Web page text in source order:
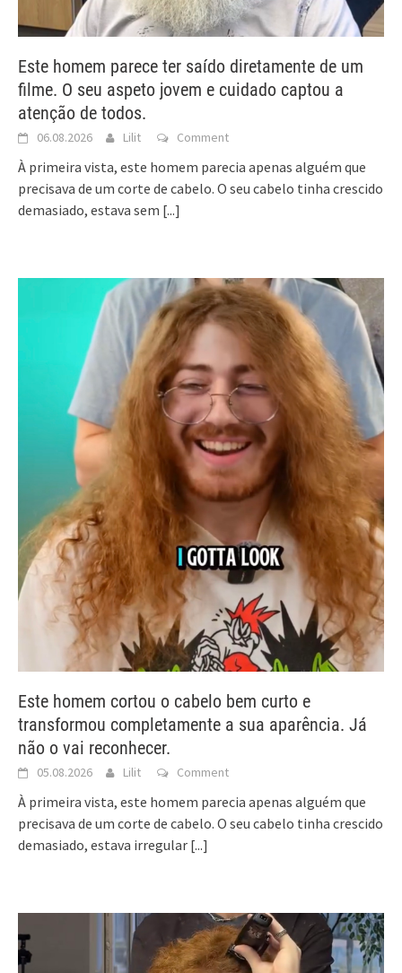
Este homem parece ter saído diretamente de um
filme. O seu aspeto jovem e cuidado captou a
atenção de todos.
06.08.2026 Lilit Comment
À primeira vista, este homem parecia apenas alguém que
precisava de um corte de cabelo. O seu cabelo tinha crescido
demasiado, estava sem [...]
Este homem cortou o cabelo bem curto e
transformou completamente a sua aparência. Já
não o vai reconhecer.
05.08.2026 Lilit Comment
À primeira vista, este homem parecia apenas alguém que
precisava de um corte de cabelo. O seu cabelo tinha crescido
demasiado, estava irregular [...]